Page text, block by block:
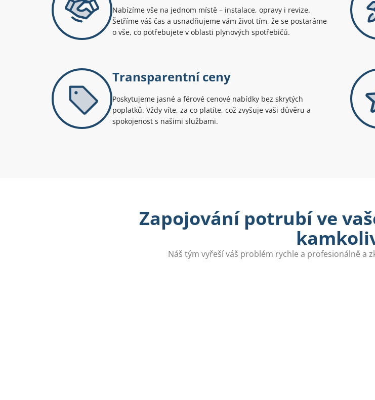
Nabízíme vše na jednom místě – instalace, opravy i revize.
Šetříme váš čas a usnadňujeme vám život tím, že se postaráme
o vše, co potřebujete v oblasti plynových spotřebičů.
Transparentní ceny
Poskytujeme jasné a férové cenové nabídky bez skrytých
poplatků. Vždy víte, za co platíte, což zvyšuje vaši důvěru a
spokojenost s našimi službami.
Zapojování potrubí ve
Náš tým vyřeší váš problém rychle a profesionálně a